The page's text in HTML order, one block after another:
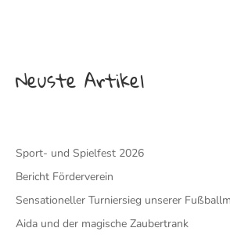
Neuste Artikel
Sport- und Spielfest 2026
Bericht Förderverein
Sensationeller Turniersieg unserer
Aida und der magische Zaubertrank